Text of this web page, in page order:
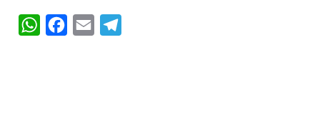
WhatsAppFacebook
Email